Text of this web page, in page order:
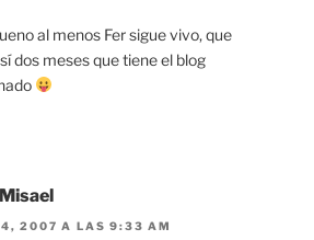
al menos Fer sigue vivo, que
dos meses que tiene el blog
2007 A LAS 9:33 AM